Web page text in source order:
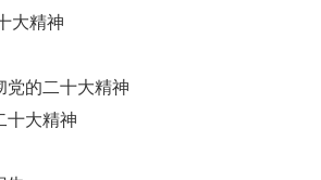
大精神
党的二十大精神
十大精神